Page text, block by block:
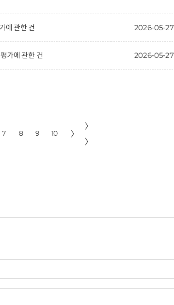
에 관한 건 2026-05-27
가에 관한 건 2026-05-27
7 8 9 10 〉
〉
〉